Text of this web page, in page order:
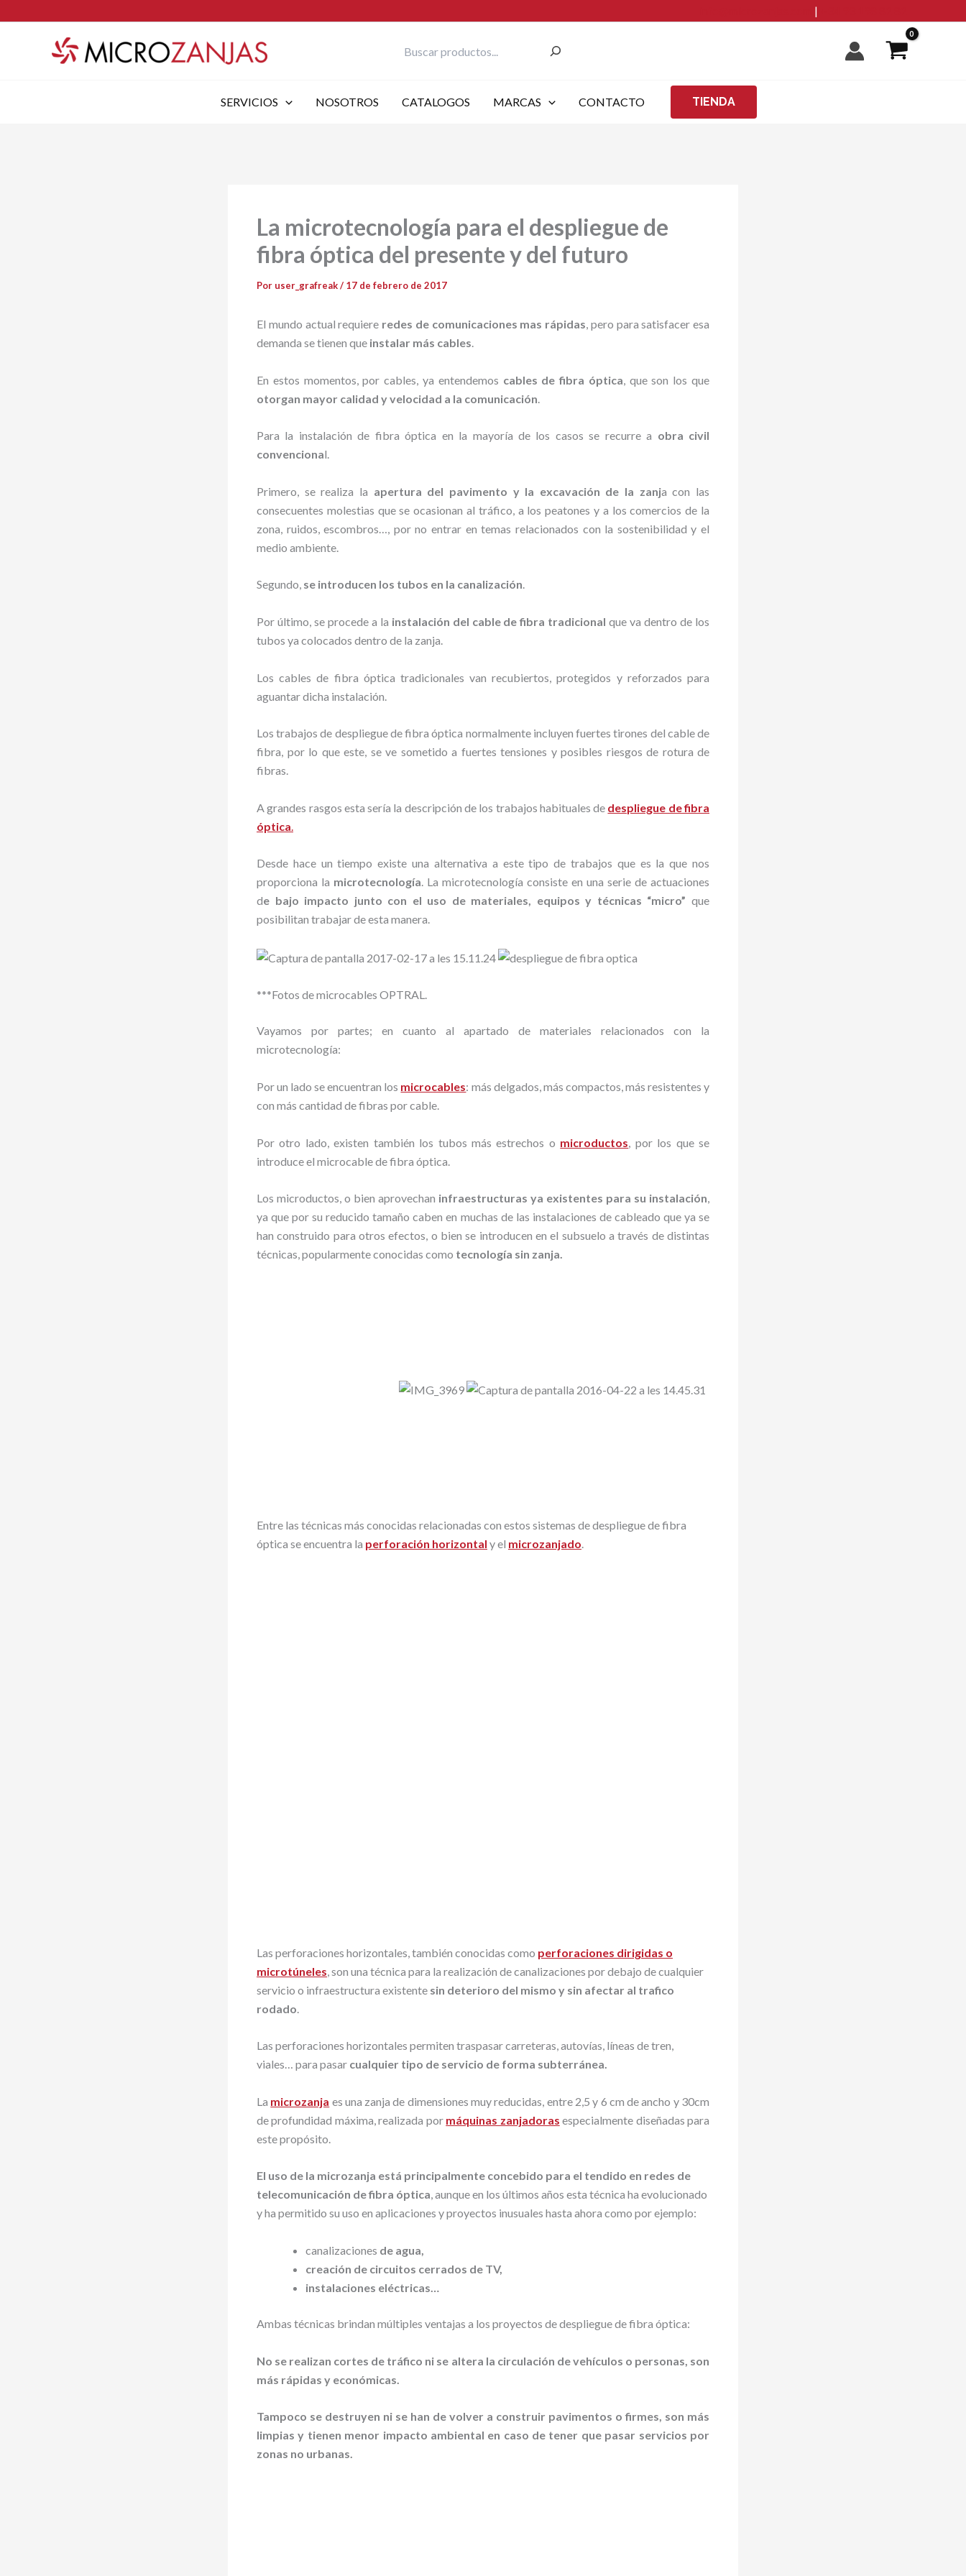
al
|
SERVICIOS NOSOTROS CATALOGOS MARCAS CONTACTO TIENDA
La microtecnología para el despliegue de
fibra óptica del presente y del futuro
Por user_grafreak/ 17 de febrero de 2017
El mundo actual requiere redes de comunicaciones mas rápidas, pero para satisfacer esa
demanda se tienen que instalar más cables.
En estos momentos, por cables, ya entendemos cables de fibra óptica , que son los que
otorgan mayor calidad y velocidad a la comunicación
Para la instalación de fibra óptica en la mayoría de los casos se recurre a obra civil
convencional.
Primero, se realiza la apertura del pavimento y la excavación de la zanja con las
consecuentes molestias que se ocasionan al tráfico, a los peatones y a los comercios de la
zona, ruidos, escombros…, por no entrar en temas relacionados con la sostenibilidad y el
medio ambiente.
Segundo, se introducen los tubos en la canalización.
Por último, se procede a la instalación del cable de fibra tradicional que va dentro de los
tubos ya colocados dentro de la zanja.
Los cables de fibra óptica tradicionales van recubiertos, protegidos y reforzados para
aguantar dicha instalación.
Los trabajos de despliegue de fibra óptica normalmente incluyen fuertes tirones del cable de
fibra, por lo que este, se ve sometido a fuertes tensiones y posibles riesgos de rotura de
fibras.
A grandes rasgos esta sería la descripción de los trabajos habituales de despliegue de fibra
óptica
Desde hace un tiempo existe una alternativa a este tipo de trabajos que es la que nos
proporciona la microtecnología. La microtecnología consiste en una serie de actuaciones
de bajo impacto junto con el uso de materiales, equipos y técnicas “micro” que
posibilitan trabajar de esta manera.
***Fotos de microcables OPTRAL.
Vayamos por partes; en cuanto al apartado de materiales relacionados con la
microtecnología:
Por un lado se encuentran los microcables: más delgados, más compactos, más resistentes y
con más cantidad de fibras por cable.
Por otro lado, existen también los tubos más estrechos o microductos , por los que se
introduce el microcable de fibra óptica.
Los microductos, o bien aprovechan infraestructuras ya existentes para su instalación,
ya que por su reducido tamaño caben en muchas de las instalaciones de cableado que ya se
han construido para otros efectos, o bien se introducen en el subsuelo a través de distintas
técnicas, popularmente conocidas como tecnología sin zanja.
Entre las técnicas más conocidas relacionadas con estos sistemas de despliegue de fibra
óptica se encuentra la perforación horizontal y el microzanjado.
Las perforaciones horizontales, también conocidas como perforaciones dirigidas o
microtúneles , son una técnica para la realización de canalizaciones por debajo de cualquier
servicio o infraestructura existente sin deterioro del mismo y sin afectar al trafico
rodado
Las perforaciones horizontales permiten traspasar carreteras, autovías, líneas de tren,
viales… para pasar cualquier tipo de servicio de forma subterránea.
La microzanja es una zanja de dimensiones muy reducidas, entre 2,5 y 6 cm de ancho y 30cm
de profundidad máxima, realizada por máquinas zanjadoras especialmente diseñadas para
este propósito.
El uso de la microzanja está principalmente concebido para el tendido en redes de
telecomunicación de fibra óptica, aunque en los últimos años esta técnica ha evolucionado
y ha permitido su uso en aplicaciones y proyectos inusuales hasta ahora como por ejemplo:
canalizaciones de agua,
creación de circuitos cerrados de TV,
instalaciones eléctricas…
Ambas técnicas brindan múltiples ventajas a los proyectos de despliegue de fibra óptica:
No se realizan cortes de tráfico ni se altera la circulación de vehículos o personas, son
más rápidas y económicas.
Tampoco se destruyen ni se han de volver a construir pavimentos o firmes, son más
limpias y tienen menor impacto ambiental en caso de tener que pasar servicios por
zonas no urbanas.